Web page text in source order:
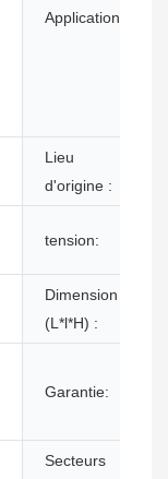
Application:
Lieu
d'origine :
tension:
Dimension
(L*l*H) :
Garantie:
Secteurs